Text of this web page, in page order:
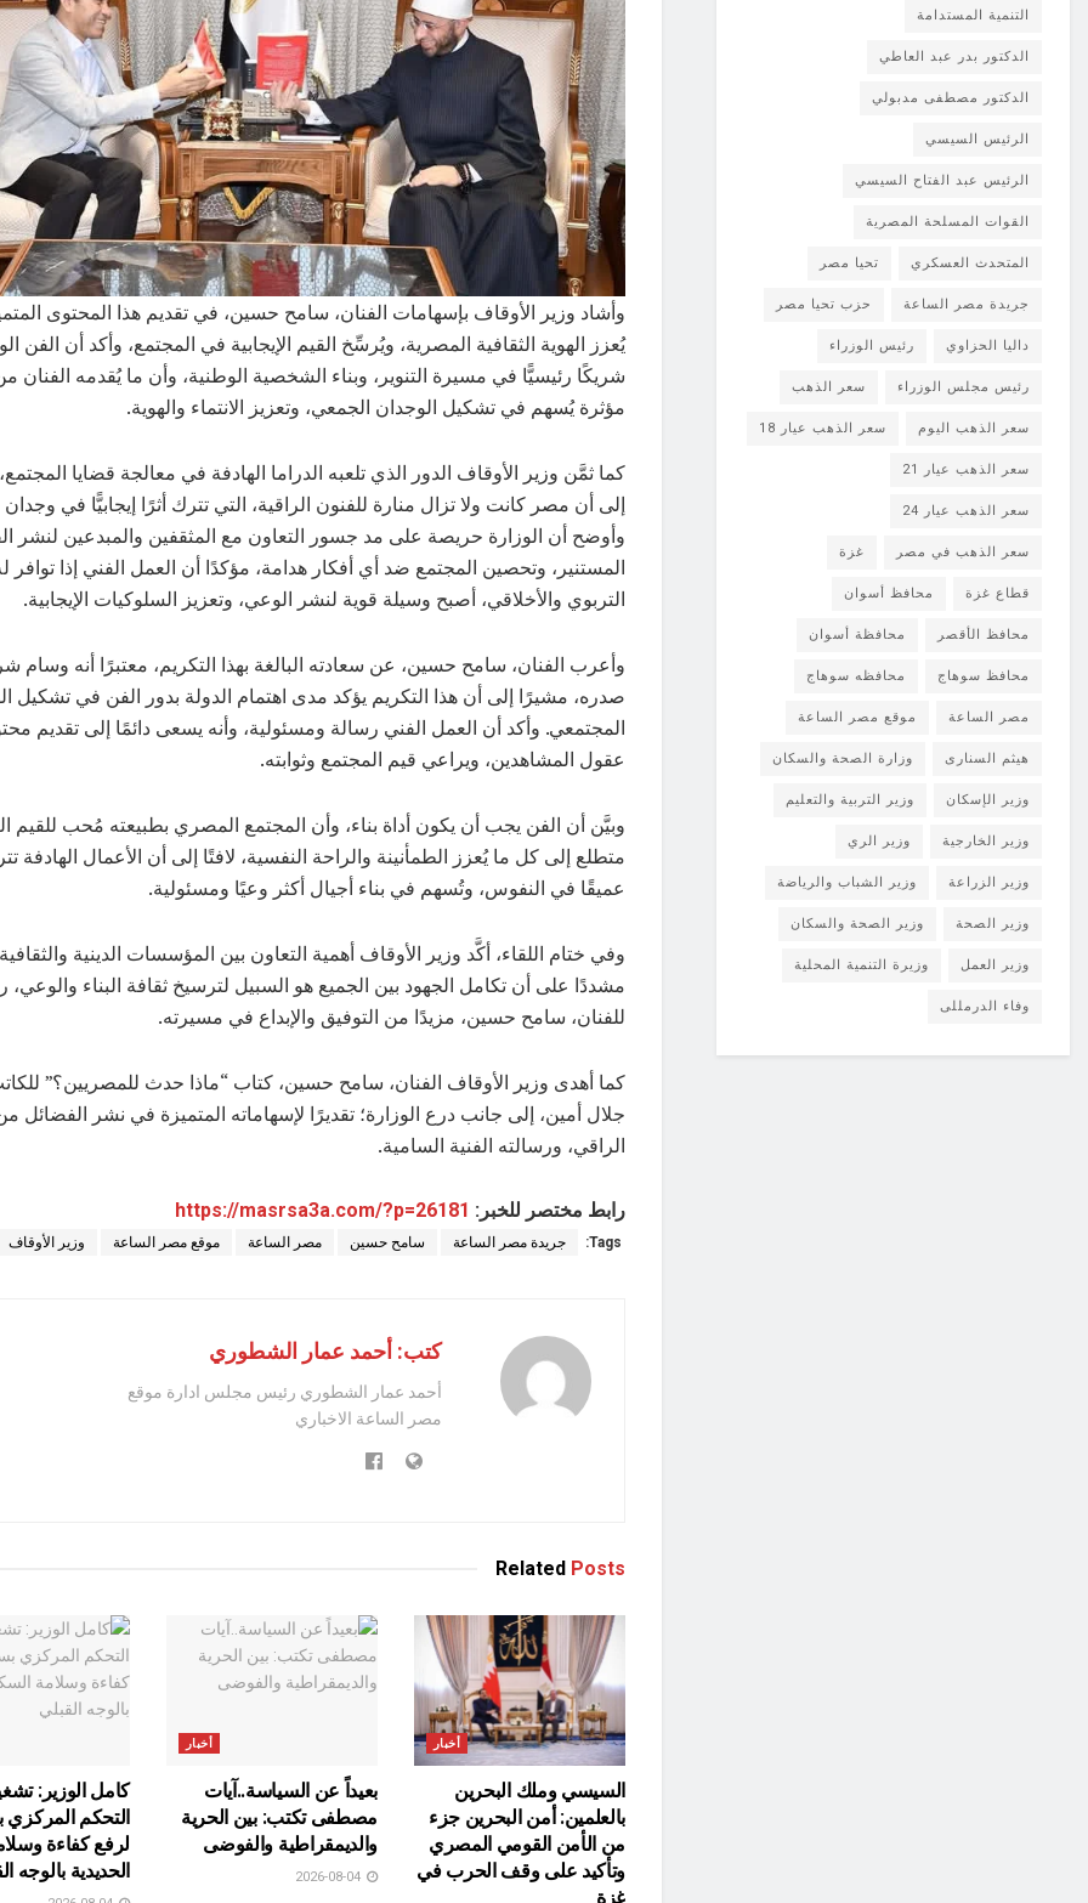
وأشاد وزير الأوقاف بإسهامات الفنان، سامح حسين، في تقديم هذا المحتوى
يُعزز الهوية الثقافية المصرية، ويُرسِّخ القيم الإيجابية في المجتمع، وأكد أن الفن
شريكًا رئيسيًّا في مسيرة التنوير، وبناء الشخصية الوطنية، وأن ما يُقدمه الفنان
مؤثرة يُسهم في تشكيل الوجدان الجمعي، وتعزيز الانتماء والهوية.
كما ثمَّن وزير الأوقاف الدور الذي تلعبه الدراما الهادفة في معالجة قضايا
إلى أن مصر كانت ولا تزال منارة للفنون الراقية، التي تترك أثرًا إيجابيًّا في وجدان
وأوضح أن الوزارة حريصة على مد جسور التعاون مع المثقفين والمبدعين لنشر
المستنير، وتحصين المجتمع ضد أي أفكار هدامة، مؤكدًا أن العمل الفني إذا
التربوي والأخلاقي، أصبح وسيلة قوية لنشر الوعي، وتعزيز السلوكيات الإيجابية.
وأعرب الفنان، سامح حسين، عن سعادته البالغة بهذا التكريم، معتبرًا أنه
صدره، مشيرًا إلى أن هذا التكريم يؤكد مدى اهتمام الدولة بدور الفن في تشكيل
المجتمعي. وأكد أن العمل الفني رسالة ومسئولية، وأنه يسعى دائمًا إلى تقديم
عقول المشاهدين، ويراعي قيم المجتمع وثوابته.
وبيَّن أن الفن يجب أن يكون أداة بناء، وأن المجتمع المصري بطبيعته مُحب للقيم
متطلع إلى كل ما يُعزز الطمأنينة والراحة النفسية، لافتًا إلى أن الأعمال الهادفة
عميقًا في النفوس، وتُسهم في بناء أجيال أكثر وعيًا ومسئولية.
وفي ختام اللقاء، أكَّد وزير الأوقاف أهمية التعاون بين المؤسسات الدينية والثقافية
مشددًا على أن تكامل الجهود بين الجميع هو السبيل لترسيخ ثقافة البناء والوعي،
للفنان، سامح حسين، مزيدًا من التوفيق والإبداع في مسيرته.
كما أهدى وزير الأوقاف الفنان، سامح حسين، كتاب “ماذا حدث للمصريين؟”
جلال أمين، إلى جانب درع الوزارة؛ تقديرًا لإسهاماته المتميزة في نشر الفضائل
الراقي، ورسالته الفنية السامية.
رابط مختصر للخبر: https://masrsa3a.com/?p=26181
Tags: جريدة مصر الساعة سامح حسين مصر الساعة موقع مصر الساعة وزير الأوقاف
كتب: أحمد عمار الشطوري
أحمد عمار الشطوري رئيس مجلس ادارة موقع
مصر الساعة الاخباري
Related Posts
أخبار
السيسي وملك البحرين
بالعلمين: أمن البحرين جزء
من الأمن القومي المصري
وتأكيد على وقف الحرب في
غزة
أخبار
بعيداً عن السياسة..آيات
مصطفى تكتب: بين الحرية
والديمقراطية والفوضى
كامل الوزير:
التحكم المركزي
لرفع كفاءة
الحديدية بالوجه
التنمية المستدامة
الدكتور بدر عبد العاطي
الدكتور مصطفى مدبولي
الرئيس السيسي
الرئيس عبد الفتاح السيسي
القوات المسلحة المصرية
المتحدث العسكري تحيا مصر
جريدة مصر الساعة حزب تحيا مصر
داليا الحزاوي رئيس الوزراء
رئيس مجلس الوزراء سعر الذهب
سعر الذهب اليوم سعر الذهب عيار 18
سعر الذهب عيار 21
سعر الذهب عيار 24
سعر الذهب في مصر غزة
قطاع غزة محافظ أسوان
محافظ الأقصر محافظة أسوان
محافظ سوهاج محافظه سوهاج
مصر الساعة موقع مصر الساعة
هيثم السنارى وزارة الصحة والسكان
وزير الإسكان وزير التربية والتعليم
وزير الخارجية وزير الري
وزير الزراعة وزير الشباب والرياضة
وزير الصحة وزير الصحة والسكان
وزير العمل وزيرة التنمية المحلية
وفاء الدرمللى